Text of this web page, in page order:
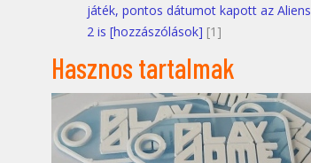
játék, pontos dátumot kapott az
2 is [hozzászólások] [1]
Hasznos tartalmak